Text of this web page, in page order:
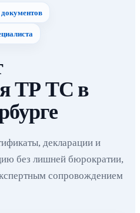
ТР ТС в
декларации и
без лишней бюрократии,
сопровождением